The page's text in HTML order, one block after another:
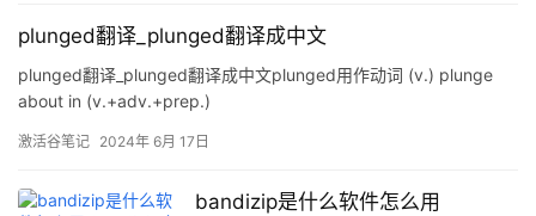
plunged翻译_plunged翻译成中文
plunged翻译_plunged翻译成中文plunged用作动词 (v.) plunge
about in (v.+adv.+prep.)
激活谷笔记 2024年 6月 17日
bandizip是什么软件怎么用